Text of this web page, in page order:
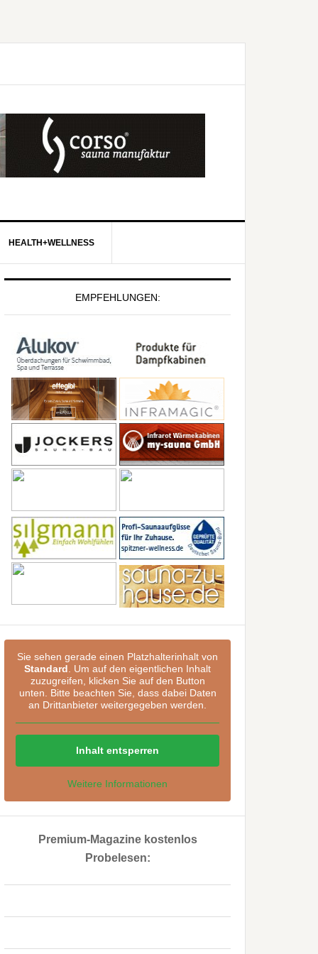
HEALTH+WELLNESS
EMPFEHLUNGEN:
Sie sehen gerade einen Platzhalterinhalt von
Standard . Um auf den eigentlichen Inhalt
zuzugreifen, klicken Sie auf den Button
unten. Bitte beachten Sie, dass dabei Daten
an Drittanbieter weitergegeben werden.
Inhalt entsperren
Weitere Informationen
Premium-Magazine kostenlos
Probelesen: